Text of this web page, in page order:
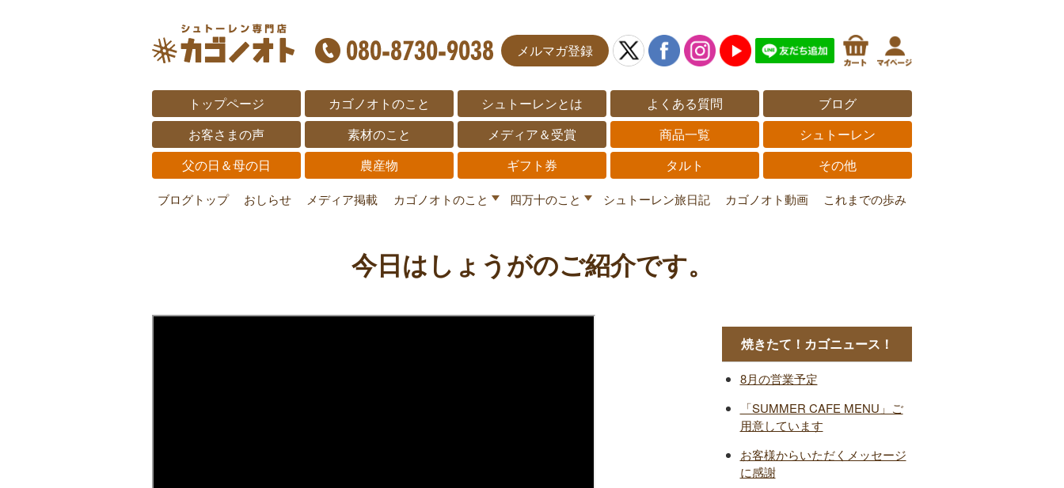
メルマガ登録
トップページ カゴノオトのこと シュトーレンとは よくある質問
ブログ
お客さまの声
素材のこと メディア＆受賞 商品一覧
シュトーレン
父の日＆母の日
農産物 ギフト券 タルト その他
ブログトップ おしらせ メディア掲載 カゴノオトのこと 四万十のこと シュトーレン旅日記 カゴノオト動画 これまでの歩み
今日はしょうがのご紹介です。
焼きたて！カゴニュース！
8月の営業予定
「SUMMER CAFE MENU」ご
用意しています
お客様からいただくメッセージ
に感謝